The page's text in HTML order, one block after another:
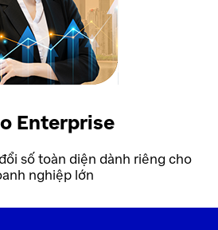
Enterprise
số toàn diện dành riêng cho
nghiệp lớn